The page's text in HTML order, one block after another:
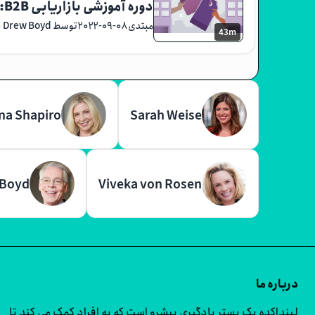
43m
دوره آموزشی بازاریابی B2B: استراتژی های قیمت گذاری
مبتدی۲۰۲۲-۰۹-۰۸توسط Drew Boyd
Sarah Weise
Shapiro
Viveka von Rosen
درباره ما
لینداکده یک بستر یادگیری پیشرو است که به افراد کمک می کند تا